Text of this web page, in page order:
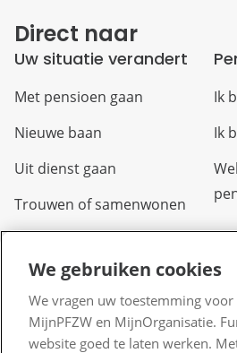
Direct naar
Uw situatie verandert
Met pensioen gaan
Nieuwe baan
Uit dienst gaan
Trouwen of samenwonen
Overlijden
Scheiden of uit elkaar
gaan
Ik
Ik
We gebruiken cookies
We vragen uw toestemming
MijnPFZW en MijnOrganisatie.
website goed te laten werken.